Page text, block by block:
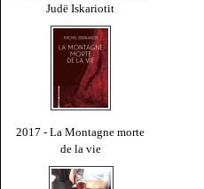
Judë Iskariotit
2017 - La Montagne morte
de la vie